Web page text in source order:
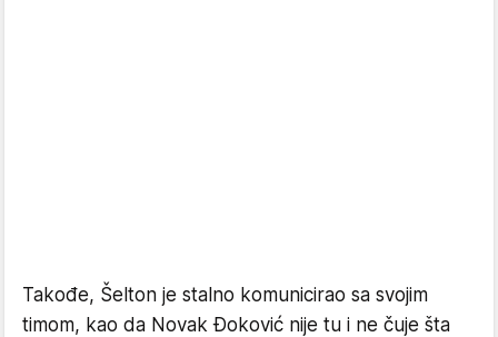
Takođe, Šelton je stalno komunicirao sa svojim
timom, kao da Novak Đoković nije tu i ne čuje šta